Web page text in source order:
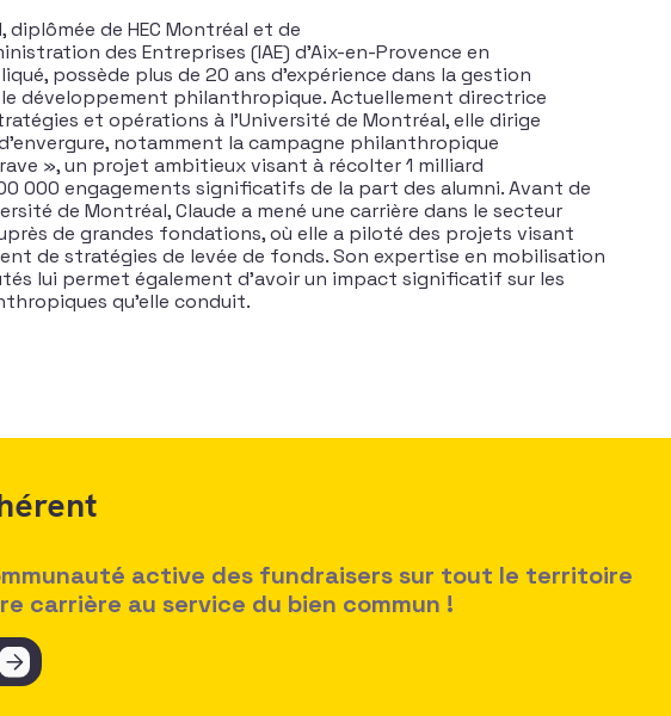
diplômée de HEC Montréal et de
des Entreprises (IAE) d’Aix-en-Provence en
possède plus de 20 ans d’expérience dans la gestion
développement philanthropique. Actuellement directrice
et opérations à l’Université de Montréal, elle dirige
notamment la campagne philanthropique
», un projet ambitieux visant à récolter 1 milliard
000 engagements significatifs de la part des alumni. Avant de
de Montréal, Claude a mené une carrière dans le secteur
de grandes fondations, où elle a piloté des projets visant
de stratégies de levée de fonds. Son expertise en mobilisation
lui permet également d’avoir un impact significatif sur les
qu’elle conduit.
active des fundraisers sur tout le territoire
carrière au service du bien commun !